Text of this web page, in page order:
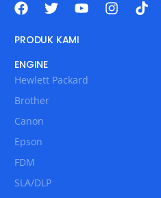
PRODUK KAMI
ENGINE
Hewlett Packard
Brother
Canon
Epson
FDM
SLA/DLP